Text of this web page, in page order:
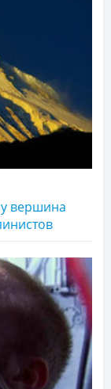
вершина